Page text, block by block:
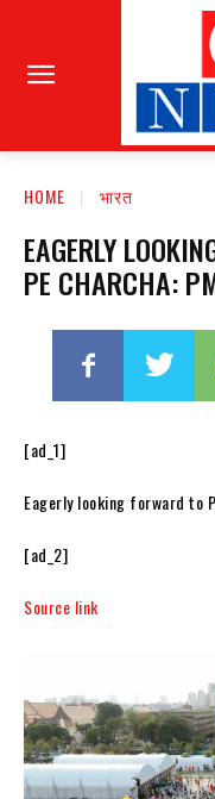
HOME भारत
EAGERLY
PE CHARCHA:
[ad_1]
Eagerly looking forward to
[ad_2]
Source link